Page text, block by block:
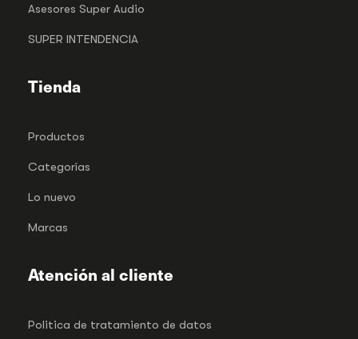
Asesores Super Audio
SUPER INTENDENCIA
Tienda
Productos
Categorías
Lo nuevo
Marcas
Atención al cliente
Politica de tratamiento de datos